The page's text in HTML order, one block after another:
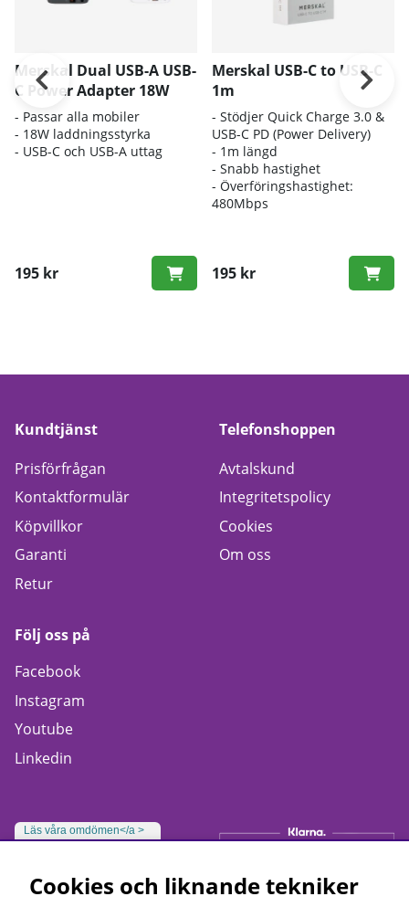
Merskal Dual USB-A USB-
C Power Adapter 18W
- Passar alla mobiler
- 18W laddningsstyrka
- USB-C och USB-A uttag
195 kr
Merskal USB-C to USB-C
1m
- Stödjer Quick Charge 3.0 &
USB-C PD (Power Delivery)
- 1m längd
- Snabb hastighet
- Överföringshastighet:
480Mbps
195 kr
Kundtjänst
Prisförfrågan
Kontaktformulär
Köpvillkor
Garanti
Retur
Telefonshoppen
Avtalskund
Integritetspolicy
Cookies
Om oss
Följ oss på
Facebook
Instagram
Youtube
Linkedin
Läs våra omdömen</a >
Cookies och liknande tekniker